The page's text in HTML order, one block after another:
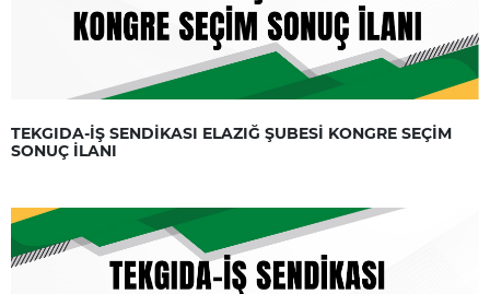
TEKGIDA-İŞ SENDİKASI ELAZIĞ ŞUBESİ KONGRE SEÇİM
SONUÇ İLANI